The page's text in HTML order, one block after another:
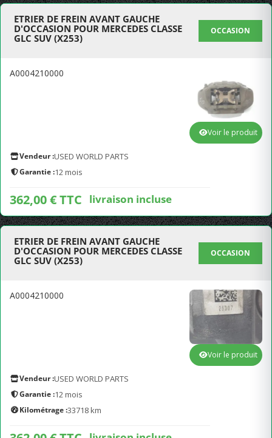
ETRIER DE FREIN AVANT GAUCHE
D'OCCASION POUR MERCEDES CLASSE
GLC SUV (X253)
OCCASION
A0004210000
Vendeur :USED WORLD PARTS
Garantie :12 mois
362,00 € TTC livraison incluse
Voir le produit
ETRIER DE FREIN AVANT GAUCHE
D'OCCASION POUR MERCEDES CLASSE
GLC SUV (X253)
OCCASION
A0004210000
Vendeur :USED WORLD PARTS
Garantie :12 mois
Kilométrage :33718 km
Voir le produit